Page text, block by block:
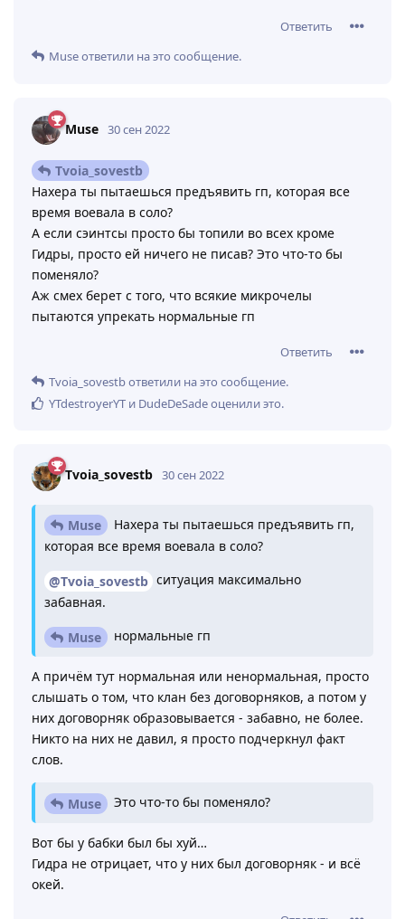
Ответить
Museответили на это сообщение.
Muse 30 сен 2022
Tvoia_sovestb
Нахера ты пытаешься предъявить гп, которая все
время воевала в соло?
А если сэинтсы просто бы топили во всех кроме
Гидры, просто ей ничего не писав? Это что-то бы
поменяло?
Аж смех берет с того, что всякие микрочелы
пытаются упрекать нормальные гп
Ответить
Tvoia_sovestbответили на это сообщение.
YTdestroyerYT и DudeDeSadeоценили это.
Tvoia_sovestb 30 сен 2022
Muse
Нахера ты пытаешься предъявить гп,
которая все время воевала в соло?
@Tvoia_sovestb ситуация максимально
забавная.
Muse нормальные гп
А причём тут нормальная или ненормальная, просто
слышать о том, что клан без договорняков, а потом у
них договорняк образовывается - забавно, не более.
Никто на них не давил, я просто подчеркнул факт
слов.
Muse Это что-то бы поменяло?
Вот бы у бабки был бы хуй…
Гидра не отрицает, что у них был договорняк - и всё
окей.